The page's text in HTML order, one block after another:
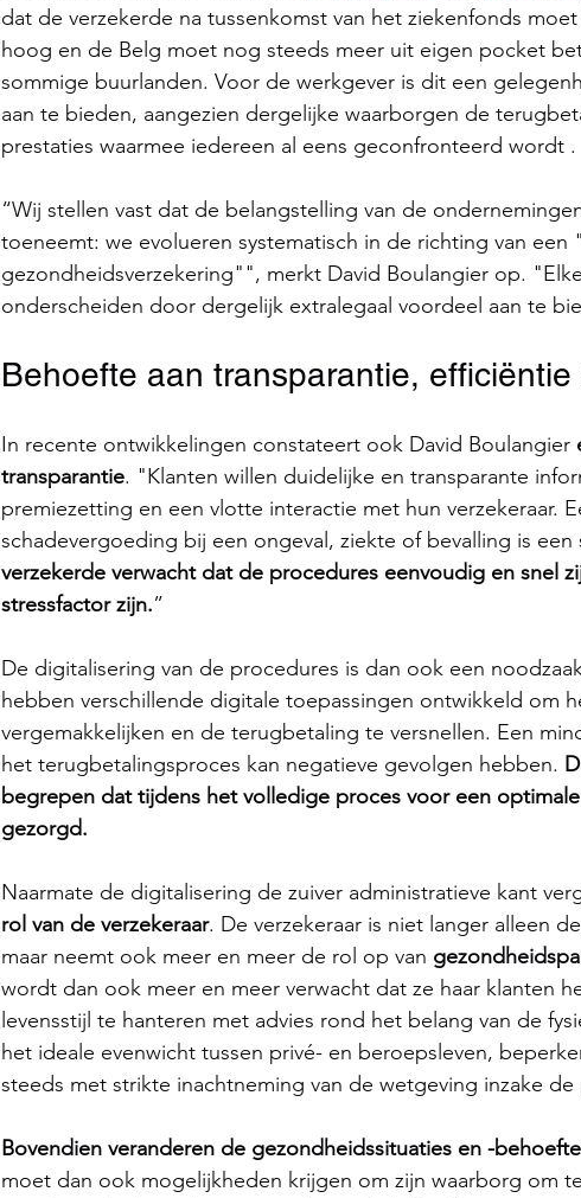
dat de verzekerde na tussenkomst van het ziekenfonds
hoog en de Belg moet nog steeds meer uit eigen pocket
sommige buurlanden. Voor de werkgever is dit een
aan te bieden, aangezien dergelijke waarborgen de
prestaties waarmee iedereen al eens geconfronteerd wordt .
“Wij stellen vast dat de belangstelling van de
toeneemt: we evolueren systematisch in de richting van een
gezondheidsverzekering"", merkt David Boulangier op.
onderscheiden door dergelijk extralegaal voordeel aan te
Behoefte aan transparantie,
In recente ontwikkelingen constateert ook David Boulangier
transparantie. "Klanten willen duidelijke en transparante
premiezetting en een vlotte interactie met hun verzekeraar.
schadevergoeding bij een ongeval, ziekte of bevalling is een
verzekerde verwacht dat de procedures eenvoudig en snel
stressfactor zijn.”
De digitalisering van de procedures is dan ook een
hebben verschillende digitale toepassingen ontwikkeld om
vergemakkelijken en de terugbetaling te versnellen. Een
het terugbetalingsproces kan negatieve gevolgen hebben.
begrepen dat tijdens het volledige proces voor een
gezorgd.
Naarmate de digitalisering de zuiver administratieve kant
rol van de verzekeraar. De verzekeraar is niet langer alleen
maar neemt ook meer en meer de rol op van
wordt dan ook meer en meer verwacht dat ze haar klanten
levensstijl te hanteren met advies rond het belang van de
het ideale evenwicht tussen privé- en beroepsleven,
steeds met strikte inachtneming van de wetgeving inzake de
Bovendien veranderen de gezondheidssituaties en -
moet dan ook mogelijkheden krijgen om zijn waarborg om